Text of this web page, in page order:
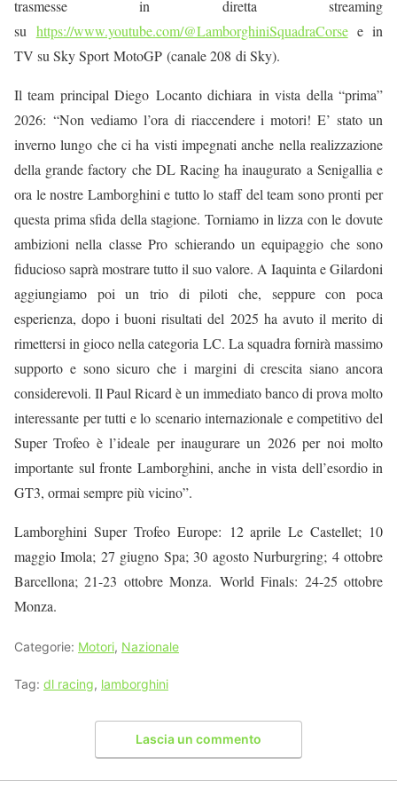
trasmesse in diretta streaming
su https://www.youtube.com/@LamborghiniSquadraCorse e in
TV su Sky SportMotoGP (canale 208 di Sky).
Il team principal Diego Locanto dichiara in vista della “prima”
2026: “Non vediamo l’ora di riaccendere i motori! E’ stato un
inverno lungo che ci ha visti impegnati anche nella realizzazione
della grande factory che DL Racing ha inaugurato a Senigallia e
ora le nostre Lamborghini e tutto lo staff del team sono pronti per
questa prima sfida della stagione. Torniamo in lizza con le dovute
ambizioni nella classe Pro schierando un equipaggio che sono
fiducioso saprà mostrare tutto il suo valore. A Iaquinta e Gilardoni
aggiungiamo poi un trio di piloti che, seppure con poca
esperienza, dopo i buoni risultati del 2025 ha avuto il merito di
rimettersi in gioco nella categoria LC. La squadra fornirà massimo
supporto e sono sicuro che i margini di crescita siano ancora
considerevoli. Il Paul Ricard è un immediato banco di prova molto
interessante per tutti e lo scenario internazionale e competitivo del
Super Trofeo è l’ideale per inaugurare un 2026 per noi molto
importante sul fronte Lamborghini, anche in vista dell’esordio in
GT3, ormai sempre più vicino”.
Lamborghini Super Trofeo Europe: 12 aprile Le Castellet; 10
maggio Imola; 27 giugno Spa; 30 agosto Nurburgring; 4 ottobre
Barcellona; 21-23 ottobre Monza. World Finals: 24-25 ottobre
Monza.
Categorie: Motori, Nazionale
Tag: dl racing, lamborghini
Lascia un commento